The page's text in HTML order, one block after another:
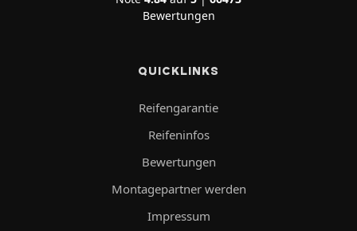
Bewertungen
QUICKLINKS
Reifengarantie
Reifeninfos
Bewertungen
Montagepartner werden
Impressum